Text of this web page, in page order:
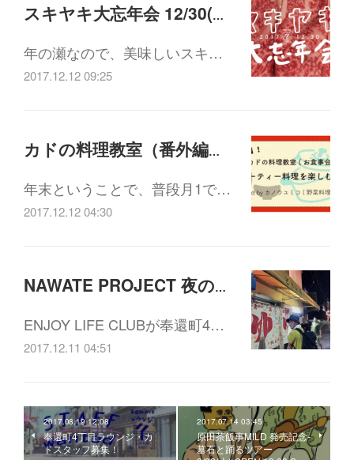
スキヤキ大忘年会 12/30(土)18:00-21:30
年の瀬なので、美味しいスキ…
2017.12.12 09:25
カドの料理教室（番外編）「パーティー料理を楽しむ会」12/26(火)19:00-21:30
年末ということで、普段月1で…
2017.12.12 04:30
NAWATE PROJECT 夜の茶話会vol.6 「奉還町 幻の4丁目会議」12/19(火)19:30-21:00
ENJOY LIFE CLUBが奉還町4…
2017.12.11 04:51
2017.08.19 12:08
奉還町4丁目ラウンジ・カ
ドスタッフ募集！
2017.07.14 03:45
原田茶飯事MILD 発売記念-
墓石と踊るツアー